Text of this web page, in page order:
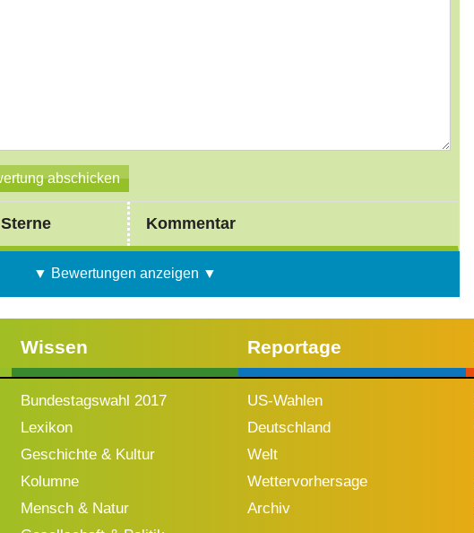
Sterne Kommentar
▼ Bewertungen anzeigen ▼
Wissen
Bundestagswahl 2017
Lexikon
Geschichte & Kultur
Kolumne
Mensch & Natur
Reportage
US-Wahlen
Deutschland
Welt
Wettervorhersage
Archiv